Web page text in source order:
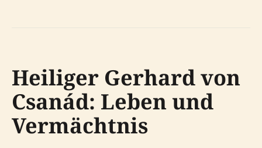
Heiliger Gerhard von
Csanád: Leben und
Vermächtnis